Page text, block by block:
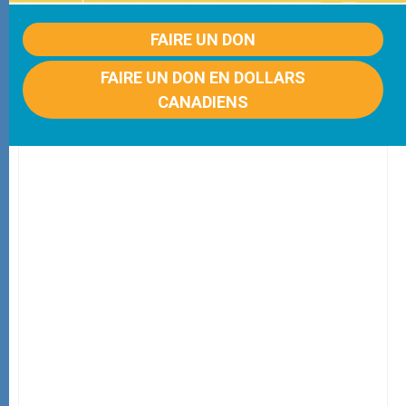
FAIRE UN DON
FAIRE UN DON EN DOLLARS
CANADIENS